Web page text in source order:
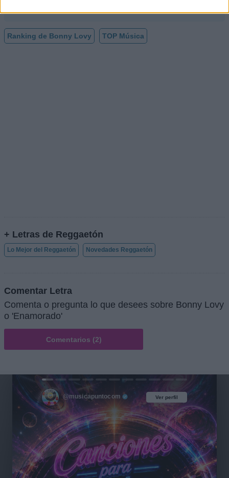
Ranking de Bonny Lovy TOP Música
+ Letras de Reggaetón
Lo Mejor del Reggaetón Novedades Reggaetón
Comentar Letra
Comenta o pregunta lo que desees sobre Bonny Lovy
o 'Enamorado'
Comentarios (2)
Ver perfil
@musicapuntocom Ver perfil